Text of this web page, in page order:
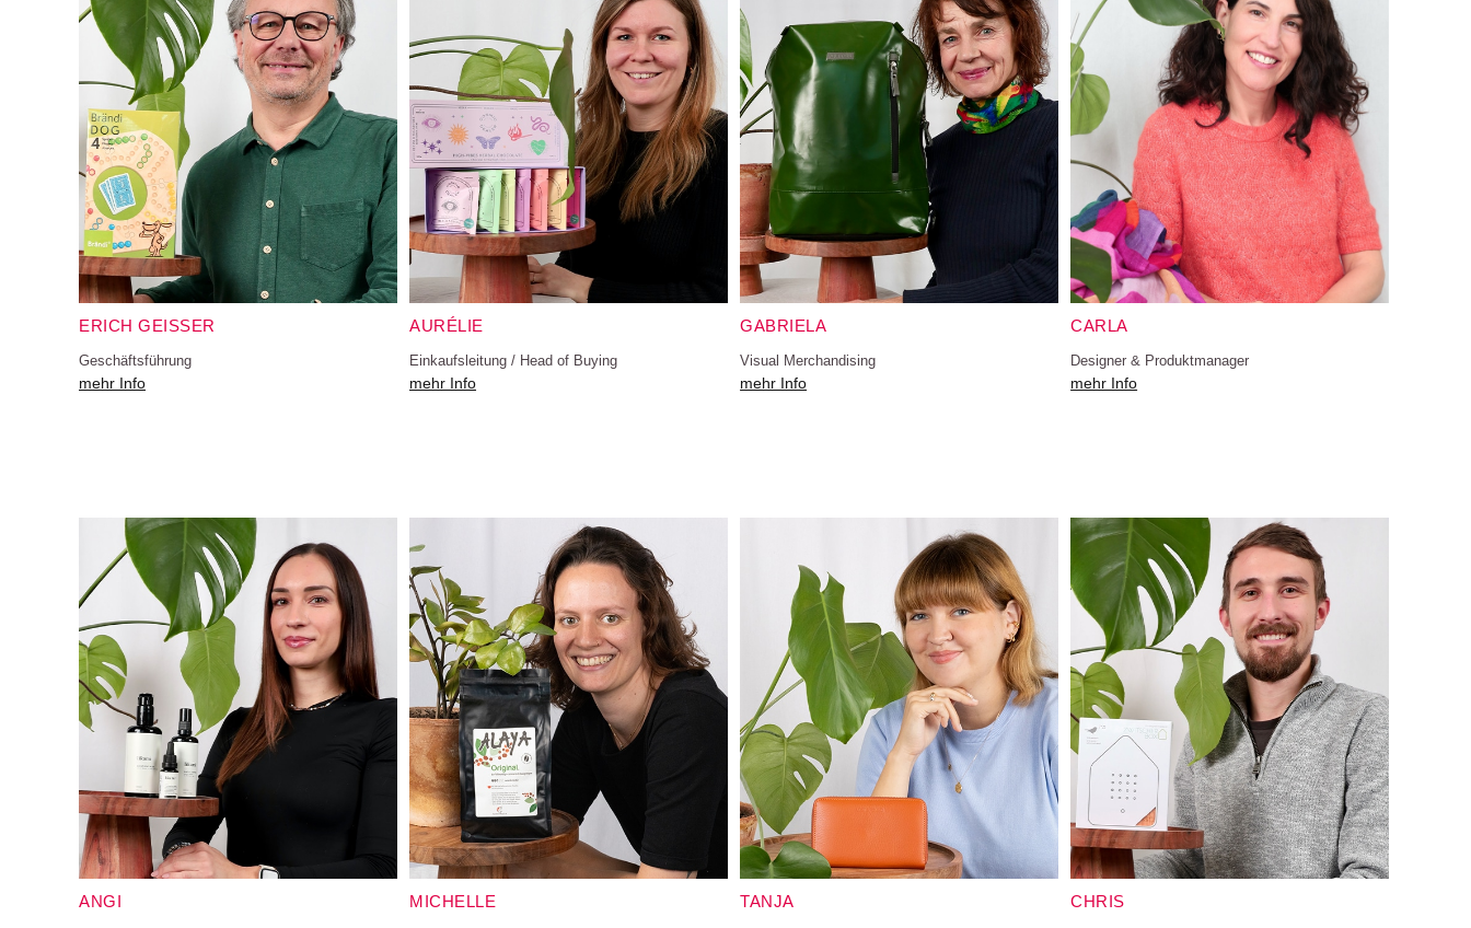
ERICH GEISSER
Geschäftsführung
mehr Info
AURÉLIE
Einkaufsleitung / Head of Buying
mehr Info
GABRIELA
Visual Merchandising
mehr Info
CARLA
Designer & Produktmanager
mehr Info
ANGI MICHELLE TANJA CHRIS